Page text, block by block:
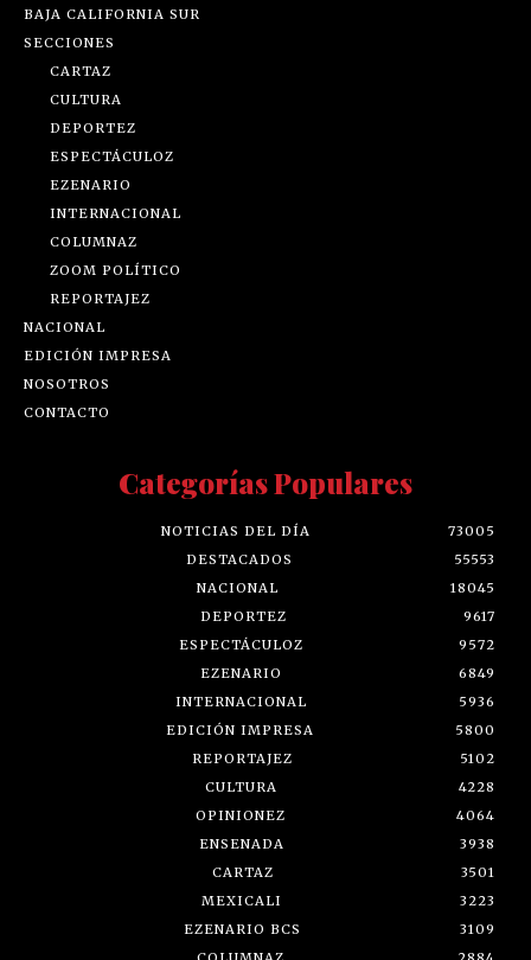
BAJA CALIFORNIA SUR
SECCIONES
CARTAZ
CULTURA
DEPORTEZ
ESPECTÁCULOZ
EZENARIO
INTERNACIONAL
COLUMNAZ
ZOOM POLÍTICO
REPORTAJEZ
NACIONAL
EDICIÓN IMPRESA
NOSOTROS
CONTACTO
Categorías Populares
NOTICIAS DEL DÍA
73005
DESTACADOS
55553
NACIONAL
18045
DEPORTEZ
9617
ESPECTÁCULOZ
9572
EZENARIO
6849
INTERNACIONAL
5936
EDICIÓN IMPRESA
5800
REPORTAJEZ
5102
CULTURA
4228
OPINIONEZ
4064
ENSENADA
3938
CARTAZ
3501
MEXICALI
3223
EZENARIO BCS
3109